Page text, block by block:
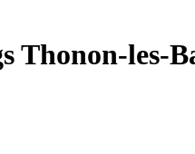
Thonon-les-